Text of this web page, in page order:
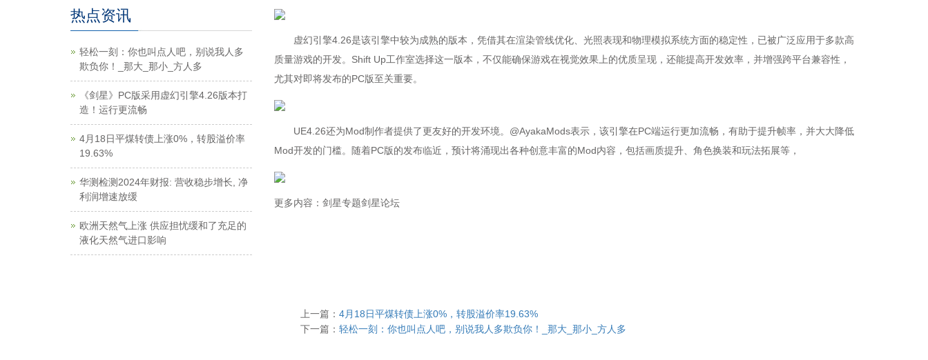
虚幻引擎4.26是该引擎中较为成熟的版本，凭借其在渲染管线优化、光照表现和物理模拟系统方面的稳定性，已被广泛应用于多款高
质量游戏的开发。Shift Up工作室选择这一版本，不仅能确保游戏在视觉效果上的优质呈现，还能提高开发效率，并增强跨平台兼容性，
尤其对即将发布的PC版至关重要。
UE4.26还为Mod制作者提供了更友好的开发环境。@AyakaMods表示，该引擎在PC端运行更加流畅，有助于提升帧率，并大大降低
Mod开发的门槛。随着PC版的发布临近，预计将涌现出各种创意丰富的Mod内容，包括画质提升、角色换装和玩法拓展等，
更多内容：剑星专题剑星论坛
上一篇： 4月18日平煤转债上涨0%，转股溢价率19.63%
下一篇： 轻松一刻：你也叫点人吧，别说我人多欺负你！_那大_那小_方人多
热点资讯
轻松一刻：你也叫点人吧，别说我人多
欺负你！_那大_那小_方人多
《剑星》PC版采用虚幻引擎4.26版本打
造！运行更流畅
4月18日平煤转债上涨0%，转股溢价率
19.63%
华测检测2024年财报: 营收稳步增长, 净
利润增速放缓
欧洲天然气上涨 供应担忧缓和了充足的
液化天然气进口影响